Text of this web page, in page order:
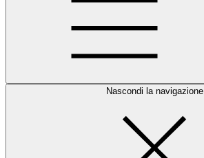
Nascondi la navigazione